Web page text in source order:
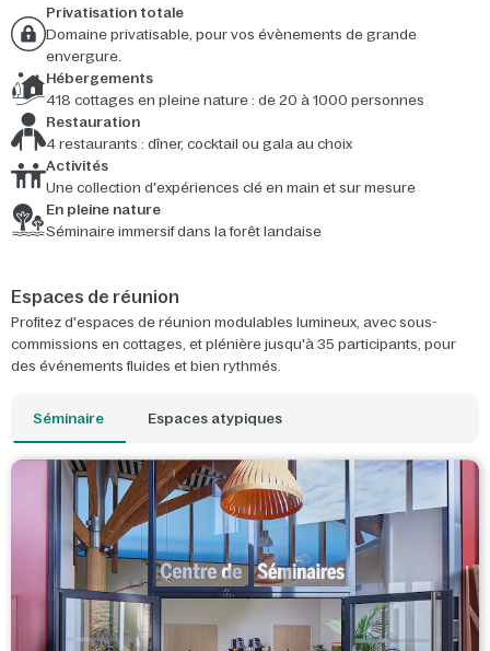
Privatisation totale
Domaine privatisable, pour vos évènements de grande
envergure.
Hébergements
418 cottages en pleine nature : de 20 à 1000 personnes
Restauration
4 restaurants : dîner, cocktail ou gala au choix
Activités
Une collection d'expériences clé en main et sur mesure
En pleine nature
Séminaire immersif dans la forêt landaise
Espaces de réunion
Profitez d'espaces de réunion modulables lumineux, avec sous-
commissions en cottages, et plénière jusqu'à 35 participants, pour
des événements fluides et bien rythmés.
Séminaire Espaces atypiques